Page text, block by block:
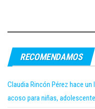
RECOMENDAMOS
Claudia Rincón Pérez hace
acoso para niñas,